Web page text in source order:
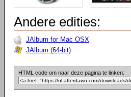
Andere edities:
JAlbum for Mac OSX
JAlbum (64-bit)
HTML code om naar deze pagina te linken: